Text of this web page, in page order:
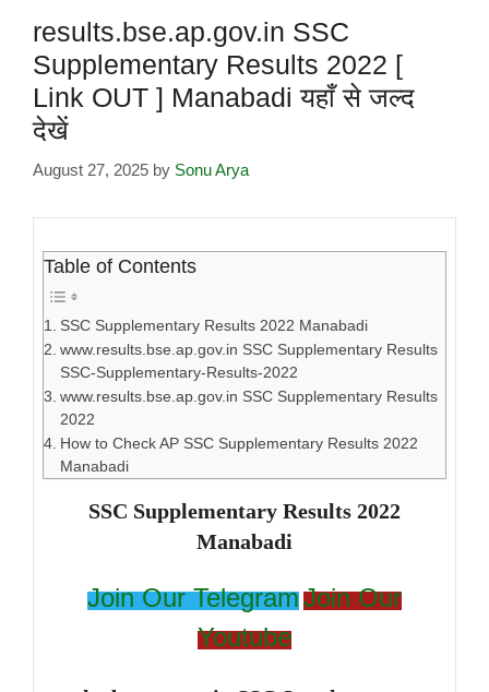
results.bse.ap.gov.in SSC
Supplementary Results 2022 [
Link OUT ] Manabadi यहाँ से जल्द
देखें
August 27, 2025 by Sonu Arya
Table of Contents
SSC Supplementary Results 2022 Manabadi
www.results.bse.ap.gov.in SSC Supplementary Results
SSC-Supplementary-Results-2022
www.results.bse.ap.gov.in SSC Supplementary Results
2022
How to Check AP SSC Supplementary Results 2022
Manabadi
SSC Supplementary Results 2022
Manabadi
Join Our TelegramJoin Our
Youtube